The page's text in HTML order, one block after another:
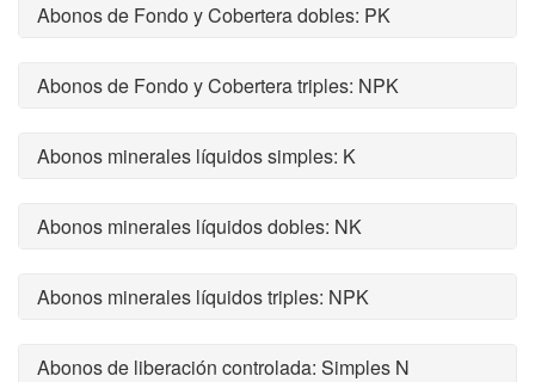
Abonos de Fondo y Cobertera dobles: PK
Abonos de Fondo y Cobertera triples: NPK
Abonos minerales líquidos simples: K
Abonos minerales líquidos dobles: NK
Abonos minerales líquidos triples: NPK
Abonos de liberación controlada: Simples N